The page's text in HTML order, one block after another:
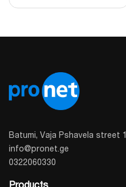
Batumi, Vaja Pshavela street
info@pronet.ge
0322060330
Products